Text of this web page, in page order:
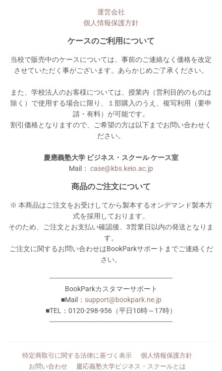
運営会社
個人情報保護方針
ケースのご利用について
当校で販売中のケースについては、事前のご連絡なく価格を改定
させていただく事がございます。あらかじめご了承ください。
また、学校法人のお客様については、授業内（営利目的のものは
除く）で使用する場合に限り、１部購入のうえ、複写利用（要申
請・有料）が可能です。
割引価格となりますので、ご希望の方は以下までお問い合わせく
ださい。
慶應義塾大学 ビジネス・スクール ケース室
Mail： case@kbs.keio.ac.jp
商品のご注文について
※ 本商品はご注文をお受けしてから製本するオンデマンド製本方
式を採用しております。
そのため、ご注文とお支払い確認後、3営業日以内の発送となりま
す。
ご注文に関するお問い合わせはBookParkサポートまでご連絡くだ
さい。
--------------------------------------------------------------
BookParkカスタマーサポート
■Mail： support@bookpark.ne.jp
■TEL：0120-298-956（平日10時～17時）
--------------------------------------------------------------
特定商取引に関する法律に基づく表示
個人情報保護方針
お問い合わせ
慶応義塾大学ビジネス・スクールとは